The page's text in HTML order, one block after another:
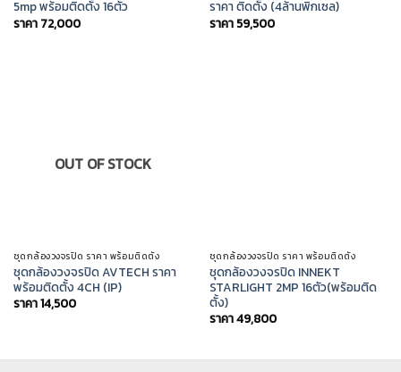
5mp พร้อมติดตั้ง 16ตัว
ราคา 72,000
ราคา ติดตั้ง (4ล้านพิกเซล)
ราคา 59,500
OUT OF STOCK
ชุดกล้องวงจรปิด ราคา พร้อมติดตั้ง
ชุดกล้องวงจรปิด AVTECH ราคา
พร้อมติดตั้ง 4CH (IP)
ราคา14,500
ชุดกล้องวงจรปิด ราคา พร้อมติดตั้ง
ชุดกล้องวงจรปิด INNEKT
STARLIGHT 2MP 16ตัว(พร้อมติด
ตั้ง)
ราคา49,800